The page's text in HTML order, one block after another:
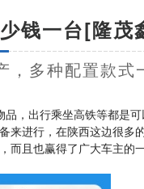
钱一台[隆茂
，多种配置款式
，出行乘坐高铁等都是
进行，在陕西这边很多
而且也赢得了广大车主的